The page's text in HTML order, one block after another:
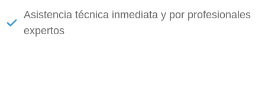
Asistencia técnica inmediata y por profesionales
expertos